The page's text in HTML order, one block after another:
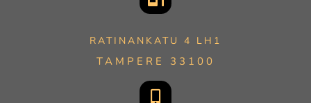
RATINANKATU 4 LH1
TAMPERE 33100